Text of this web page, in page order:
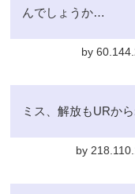
んでしょうか…
by
ミス、解放もURか
by